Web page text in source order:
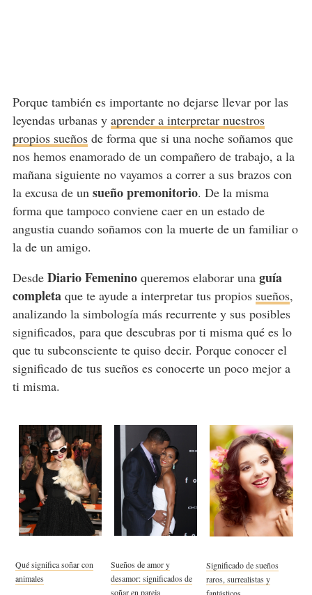
Porque también es importante no dejarse llevar por las
leyendas urbanas y aprender a interpretar nuestros
propios sueñosde forma que si una noche soñamos que
nos hemos enamorado de un compañero de trabajo, a la
mañana siguiente no vayamos a correr a sus brazos con
la excusa de un sueño premonitorio. De la misma
forma que tampoco conviene caer en un estado de
angustia cuando soñamos con la muerte de un familiar o
la de un amigo.
Desde Diario Femeninoqueremos elaborar una guía
completaque te ayude a interpretar tus propios sueños,
analizando la simbología más recurrente y sus posibles
significados, para que descubras por ti misma qué es lo
que tu subconsciente te quiso decir. Porque conocer el
significado de tus sueños es conocerte un poco mejor a
ti misma.
Qué significa soñar con
animales
Sueños de amor y
desamor: significados de
soñar en pareja
Significado de sueños
raros, surrealistas y